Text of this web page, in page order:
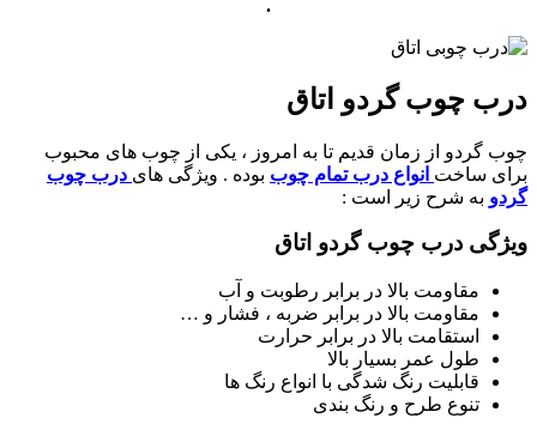
.
درب چوب گردو اتاق
چوب گردو از زمان قدیم تا به امروز ، یکی از چوب های محبوب
برای ساخت انواع درب تمام چوب بوده . ویژگی های درب چوب
گردو به شرح زیر است :
ویژگی درب چوب گردو اتاق
مقاومت بالا در برابر رطوبت و آب
مقاومت بالا در برابر ضربه ، فشار و …
استقامت بالا در برابر حرارت
طول عمر بسیار بالا
قابلیت رنگ شدگی با انواع رنگ ها
تنوع طرح و رنگ بندی